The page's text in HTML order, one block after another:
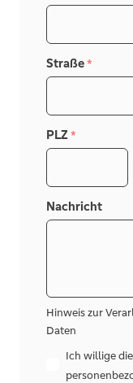
Straße *
PLZ *
Nachricht
Hinweis zur
Daten
Ich willige